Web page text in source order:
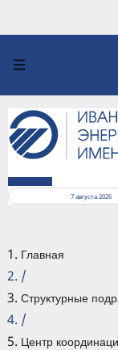
основному
7 августа 2026
Главная
/
Структурные
/
Центр